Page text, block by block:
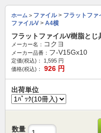
ホーム > ファイル> フラットファ
ファイルV > A4横
フラットファイルV樹脂
メーカー名： コクヨ
メーカー品番： フ-V15Gx10
定価(税込)： 1,595 円
価格(税込)：
926 円
出荷単位
数量